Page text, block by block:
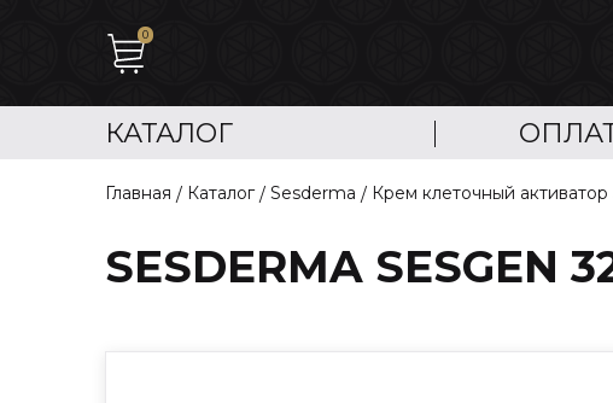
0
КАТАЛОГ
Главная Каталог Sesderma Крем клеточный активатор
SESDERMA SESGEN